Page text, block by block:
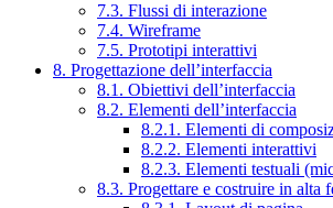
7.3. Flussi di interazione
7.4. Wireframe
7.5. Prototipi interattivi
8. Progettazione dell’interfaccia
8.1. Obiettivi dell’interfaccia
8.2. Elementi dell’interfaccia
8.2.1. Elementi di
8.2.2. Elementi interattivi
8.2.3. Elementi testuali
8.3. Progettare e costruire in alta